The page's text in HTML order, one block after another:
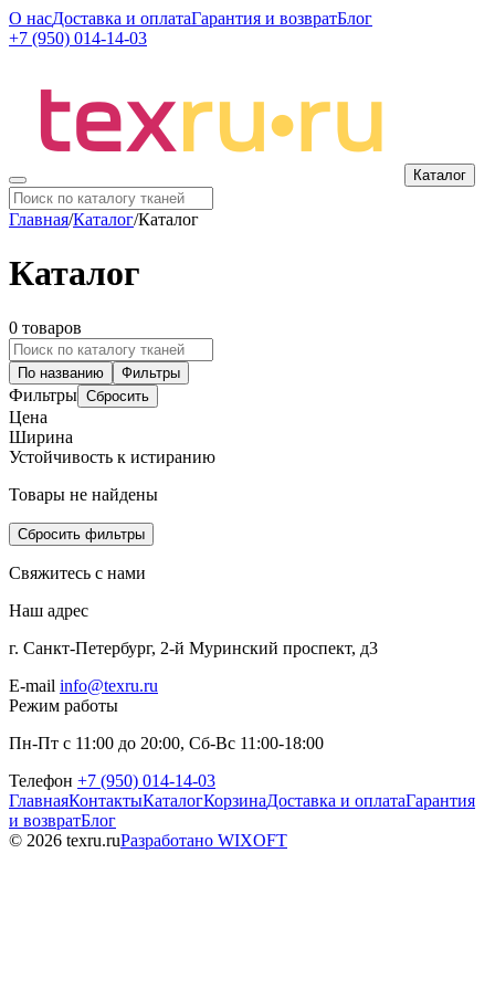
О насДоставка и оплатаГарантия и возвратБлог
+7 (950) 014-14-03
Каталог
Главная/Каталог/Каталог
Каталог
0 товаров
По названию Фильтры
Фильтры Сбросить
Цена
Ширина
Устойчивость к истиранию
Товары не найдены
Сбросить фильтры
Свяжитесь с нами
Наш адрес
г. Санкт-Петербург, 2-й Муринский проспект, д3
E-mail info@texru.ru
Режим работы
Пн-Пт с 11:00 до 20:00, Сб-Вс 11:00-18:00
Телефон +7 (950) 014-14-03
ГлавнаяКонтактыКаталогКорзинаДоставка и оплатаГарантия
и возвратБлог
© 2026 texru.ruРазработано WIXOFT